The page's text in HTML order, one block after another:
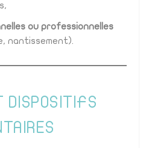
ou professionnelles
nantissement).
DISPOSITIFS